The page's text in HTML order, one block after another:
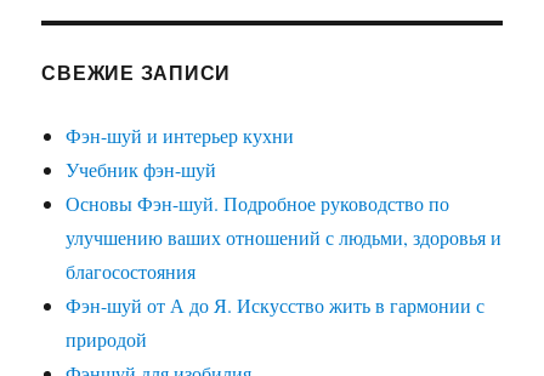
СВЕЖИЕ ЗАПИСИ
Фэн-шуй и интерьер кухни
Учебник фэн-шуй
Основы Фэн-шуй. Подробное руководство по
улучшению ваших отношений с людьми, здоровья и
благосостояния
Фэн-шуй от А до Я. Искусство жить в гармонии с
природой